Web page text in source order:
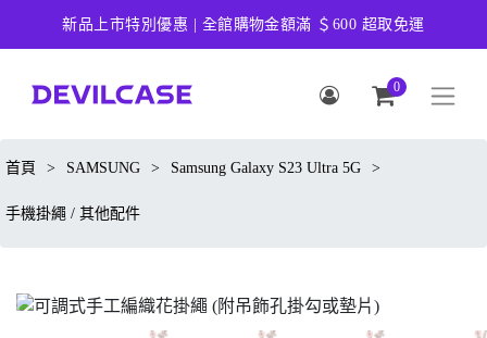
新品上市特別優惠 | 全館購物金額滿 ＄600 超取免運
0
首頁 > SAMSUNG > Samsung Galaxy S23 Ultra 5G >
手機掛繩 / 其他配件